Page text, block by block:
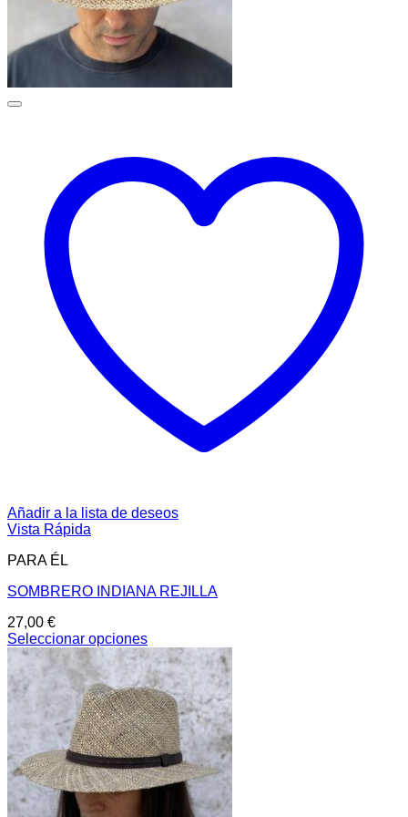
Añadir a la lista de deseos
Vista Rápida
PARA ÉL
SOMBRERO INDIANA REJILLA
27,00 €
Seleccionar opciones
Este
producto
tiene
múltiples
variantes.
Las
opciones
se
pueden
elegir